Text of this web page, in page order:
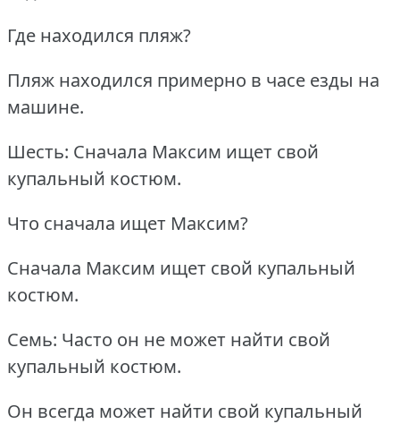
Где находился пляж?
Пляж находился примерно в часе езды на
машине.
Шесть: Сначала Максим ищет свой
купальный костюм.
Что сначала ищет Максим?
Сначала Максим ищет свой купальный
костюм.
Семь: Часто он не может найти свой
купальный костюм.
Он всегда может найти свой купальный